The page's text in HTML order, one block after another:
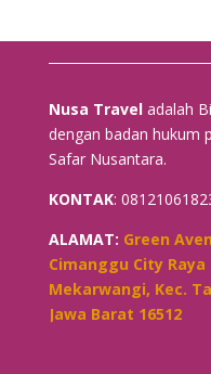
Nusa Traveladalah
dengan badan hukum
Safar Nusantara.
KONTAK:
ALAMAT: Green
Cimanggu City Raya
Mekarwangi, Kec.
Jawa Barat 16512